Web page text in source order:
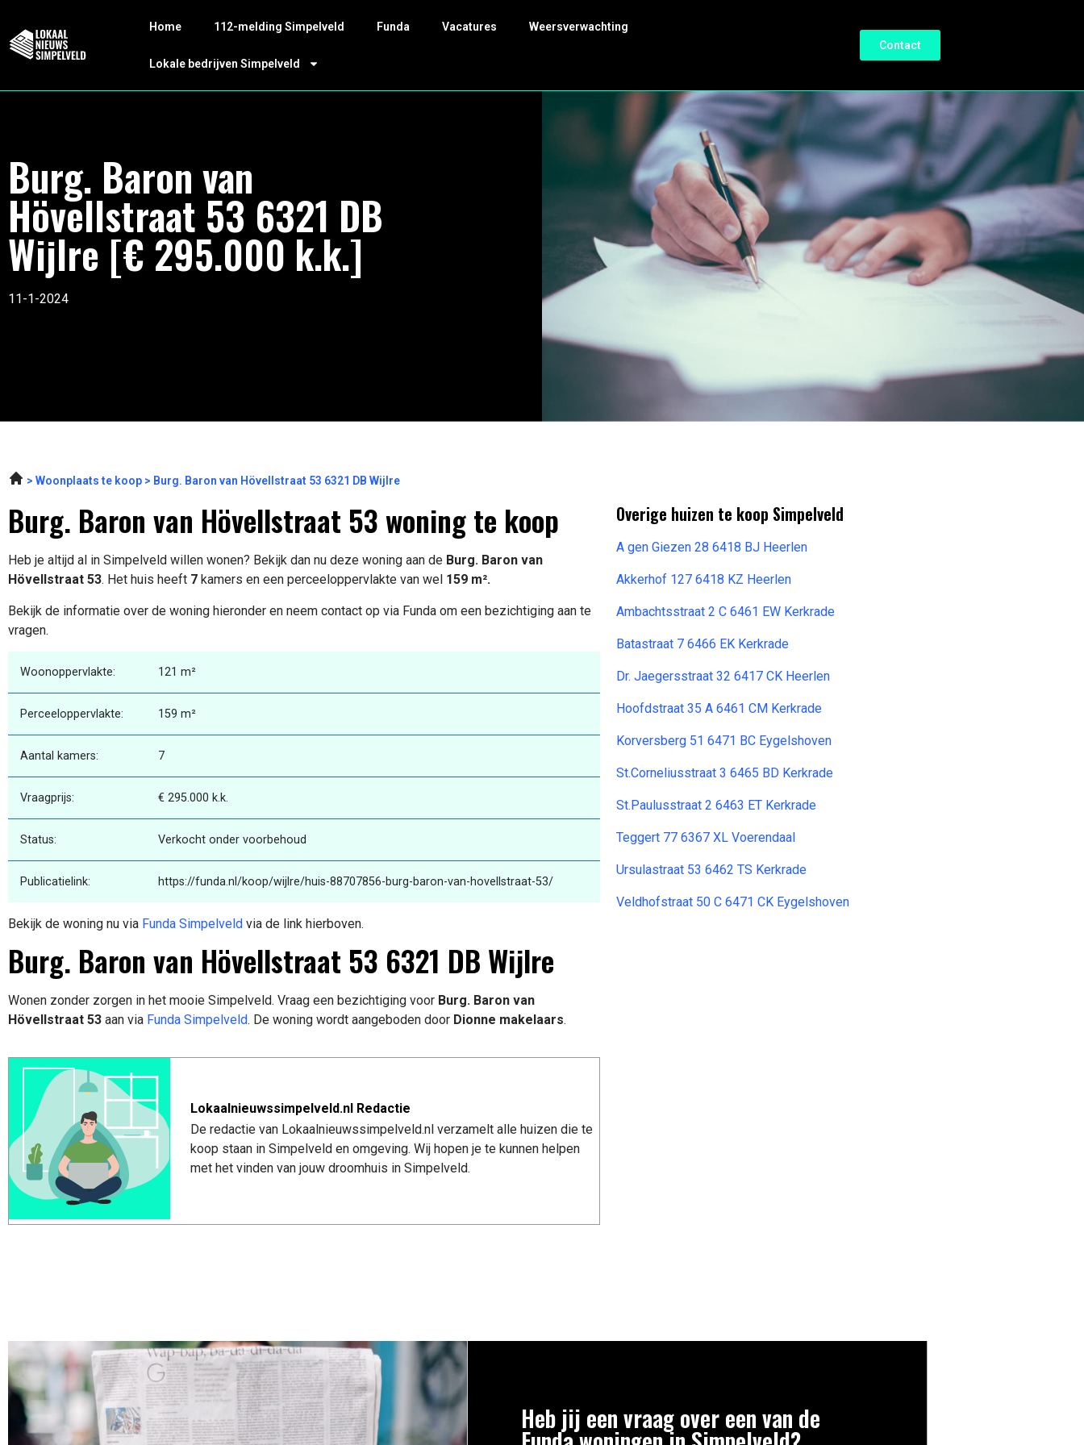
Home 112-melding Simpelveld Funda Vacatures Weersverwachting
Lokale bedrijven Simpelveld
Contact
Burg. Baron van
Hövellstraat 53 6321 DB
Wijlre [€ 295.000 k.k.]
11-1-2024
Woonplaats te koop Burg. Baron van Hövellstraat 53 6321 DB Wijlre
Burg. Baron van Hövellstraat 53 woning te koop
Heb je altijd al in Simpelveld willen wonen? Bekijk dan nu deze woning aan de Burg. Baron van
Hövellstraat 53. Het huis heeft 7 kamers en een perceeloppervlakte van wel 159 m².
Bekijk de informatie over de woning hieronder en neem contact op via Funda om een bezichtiging aan te
vragen.
Woonoppervlakte: 121 m²
Perceeloppervlakte: 159 m²
Aantal kamers: 7
Vraagprijs: € 295.000 k.k.
Status: Verkocht onder voorbehoud
Publicatielink: https://funda.nl/koop/wijlre/huis-88707856-burg-baron-van-hovellstraat-53/
Bekijk de woning nu via Funda Simpelveld via de link hierboven.
Burg. Baron van Hövellstraat 53 6321 DB Wijlre
Wonen zonder zorgen in het mooie Simpelveld. Vraag een bezichtiging voor Burg. Baron van
Hövellstraat 53 aan via Funda Simpelveld. De woning wordt aangeboden door Dionne makelaars.
Lokaalnieuwssimpelveld.nl Redactie
De redactie van Lokaalnieuwssimpelveld.nl verzamelt alle huizen die te
koop staan in Simpelveld en omgeving. Wij hopen je te kunnen helpen
met het vinden van jouw droomhuis in Simpelveld.
Overige huizen te koop Simpelveld
A gen Giezen 28 6418 BJ Heerlen
Akkerhof 127 6418 KZ Heerlen
Ambachtsstraat 2 C 6461 EW Kerkrade
Batastraat 7 6466 EK Kerkrade
Dr. Jaegersstraat 32 6417 CK Heerlen
Hoofdstraat 35 A 6461 CM Kerkrade
Korversberg 51 6471 BC Eygelshoven
St.Corneliusstraat 3 6465 BD Kerkrade
St.Paulusstraat 2 6463 ET Kerkrade
Teggert 77 6367 XL Voerendaal
Ursulastraat 53 6462 TS Kerkrade
Veldhofstraat 50 C 6471 CK Eygelshoven
Heb jij een vraag over een van de